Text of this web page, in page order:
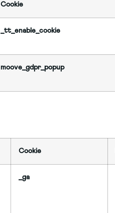
Cookie
_tt_enable_cookie
moove_gdpr_popup
Cookie
_ga